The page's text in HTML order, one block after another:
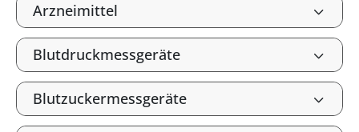
Arzneimittel
Blutdruckmessgeräte
Blutzuckermessgeräte